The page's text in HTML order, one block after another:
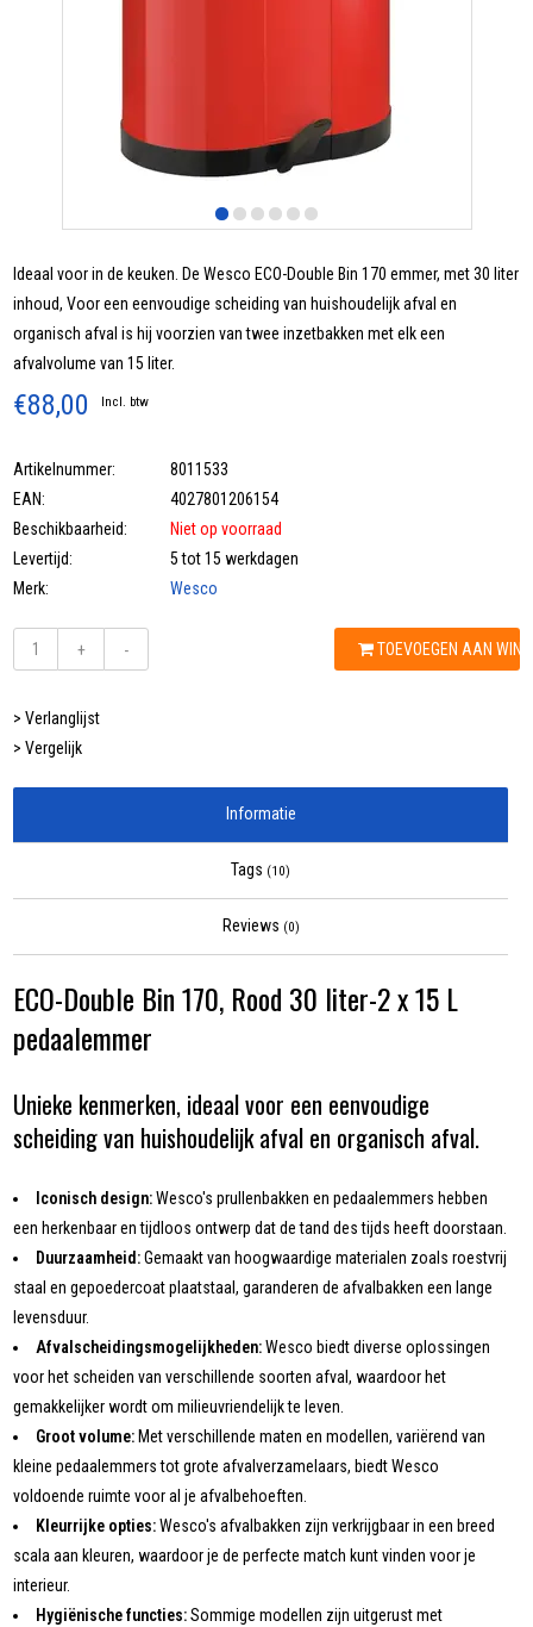
Ideaal voor in de keuken. De Wesco ECO-Double Bin 170 emmer, met 30 liter
inhoud, Voor een eenvoudige scheiding van huishoudelijk afval en
organisch afval is hij voorzien van twee inzetbakken met elk een
afvalvolume van 15 liter.
€88,00 Incl. btw
Artikelnummer:
8011533
EAN:
4027801206154
Beschikbaarheid:
Niet op voorraad
Levertijd:
5 tot 15 werkdagen
Merk:
Wesco
+ - TOEVOEGEN AAN
> Verlanglijst
> Vergelijk
Informatie
Tags (10)
Reviews (0)
ECO-Double Bin 170, Rood 30 liter-2 x 15 L
pedaalemmer
Unieke kenmerken, ideaal voor een eenvoudige
scheiding van huishoudelijk afval en organisch afval.
Iconisch design:Wesco's prullenbakken en pedaalemmers hebben
een herkenbaar en tijdloos ontwerp dat de tand des tijds heeft doorstaan.
Duurzaamheid:Gemaakt van hoogwaardige materialen zoals roestvrij
staal en gepoedercoat plaatstaal, garanderen de afvalbakken een lange
levensduur.
Afvalscheidingsmogelijkheden:Wesco biedt diverse oplossingen
voor het scheiden van verschillende soorten afval, waardoor het
gemakkelijker wordt om milieuvriendelijk te leven.
Groot volume: Met verschillende maten en modellen, variërend van
kleine pedaalemmers tot grote afvalverzamelaars, biedt Wesco
voldoende ruimte voor al je afvalbehoeften.
Kleurrijke opties:Wesco's afvalbakken zijn verkrijgbaar in een breed
scala aan kleuren, waardoor je de perfecte match kunt vinden voor je
interieur.
Hygiënische functies:Sommige modellen zijn uitgerust met